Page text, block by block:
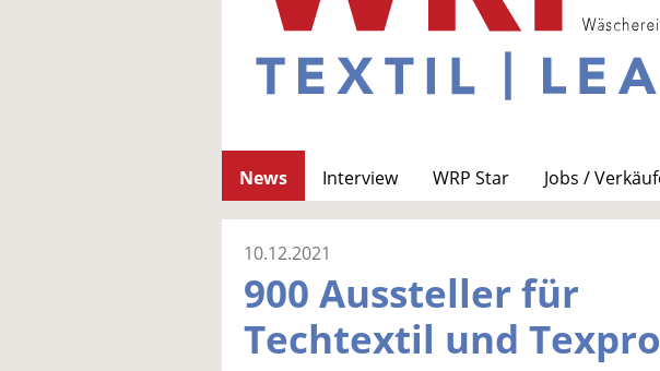
News Interview WRP Star
Jobs /
10.12.2021
900 Aussteller für
Techtextil und